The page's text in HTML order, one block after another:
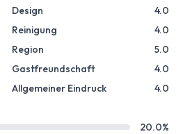
Design
4.0
Reinigung
4.0
Region
5.0
Gastfreundschaft
4.0
Allgemeiner Eindruck
4.0
20.0%